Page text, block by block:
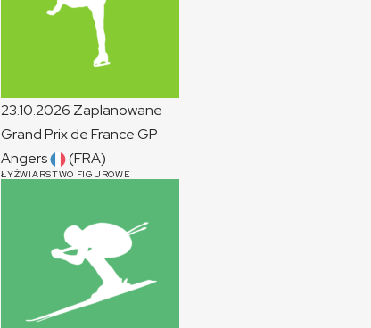
23.10.2026 Zaplanowane
Grand Prix de FranceGP
Angers
(FRA)
ŁYŻWIARSTWO FIGUROWE